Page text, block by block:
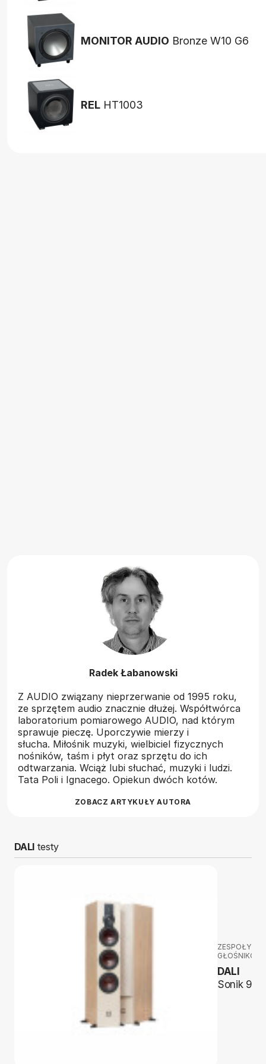
MONITOR AUDIO Bronze W10 G6
REL HT1003
Radek Łabanowski
Z AUDIO związany nieprzerwanie od 1995 roku,
ze sprzętem audio znacznie dłużej. Współtwórca
laboratorium pomiarowego AUDIO, nad którym
sprawuje pieczę. Uporczywie mierzy i
słucha. Miłośnik muzyki, wielbiciel fizycznych
nośników, taśm i płyt oraz sprzętu do ich
odtwarzania. Wciąż lubi słuchać, muzyki i ludzi.
Tata Poli i Ignacego. Opiekun dwóch kotów.
ZOBACZ ARTYKUŁY AUTORA
DALItesty
ZESPOŁY
DALI
Sonik 9